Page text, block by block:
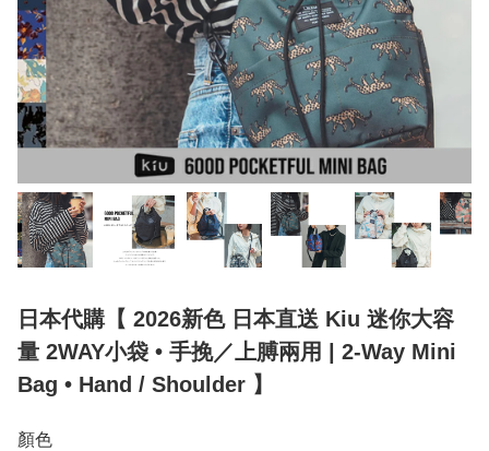
日本代購【 2026新色 日本直送 Kiu 迷你大容
量 2WAY小袋 • 手挽／上膊兩用 | 2‑Way Mini
Bag • Hand / Shoulder 】
顏色